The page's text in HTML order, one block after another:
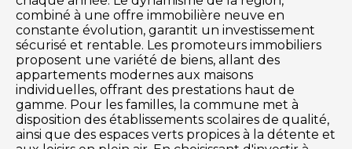
combiné à une offre immobilière neuve en
constante évolution, garantit un investissement
sécurisé et rentable. Les promoteurs immobiliers
proposent une variété de biens, allant des
appartements modernes aux maisons
individuelles, offrant des prestations haut de
gamme. Pour les familles, la commune met à
disposition des établissements scolaires de qualité,
ainsi que des espaces verts propices à la détente et